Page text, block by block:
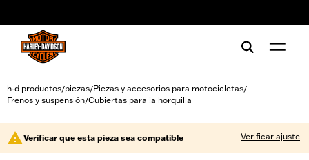
h-d productos/piezas/Piezas y accesorios para motocicletas/
Frenos y suspensión/Cubiertas para la horquilla
Verificar que esta pieza sea compatible Verificar ajuste